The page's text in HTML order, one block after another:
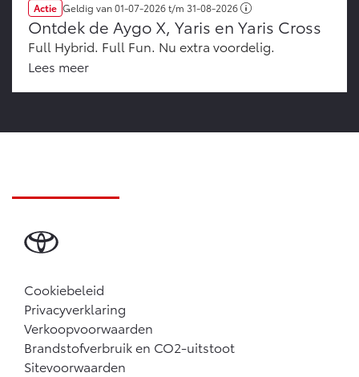
Actie Geldig van01-07-2026t/m 31-08-2026
Ontdek de Aygo X, Yaris en Yaris Cross
Full Hybrid. Full Fun. Nu extra voordelig.
Lees meer
Cookiebeleid
Privacyverklaring
Verkoopvoorwaarden
Brandstofverbruik en CO2-uitstoot
Sitevoorwaarden